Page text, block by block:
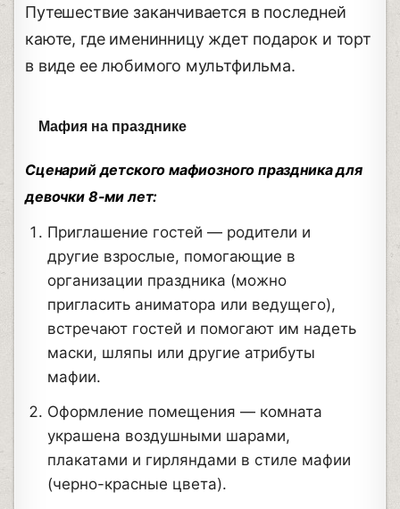
Путешествие заканчивается в последней
каюте, где именинницу ждет подарок и торт
в виде ее любимого мультфильма.
Мафия на празднике
Сценарий детского мафиозного праздника для
девочки 8-ми лет:
Приглашение гостей — родители и
другие взрослые, помогающие в
организации праздника (можно
пригласить аниматора или ведущего),
встречают гостей и помогают им надеть
маски, шляпы или другие атрибуты
мафии.
Оформление помещения — комната
украшена воздушными шарами,
плакатами и гирляндами в стиле мафии
(черно-красные цвета).